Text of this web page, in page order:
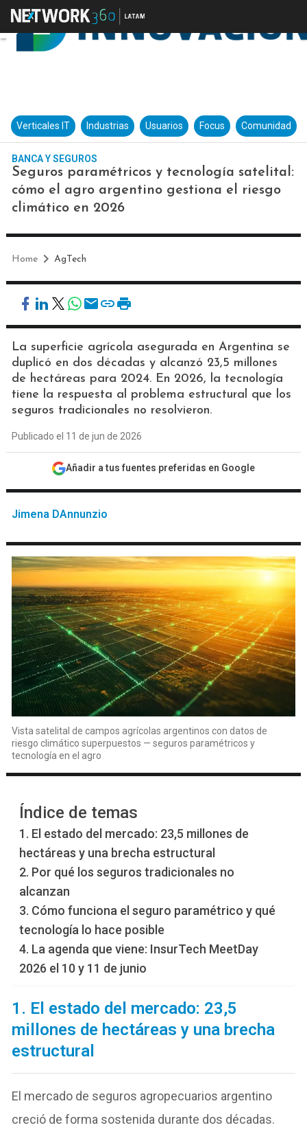
Verticales IT Industrias Usuarios Focus Comunidad
BANCA Y SEGUROS
Seguros paramétricos y tecnología satelital:
cómo el agro argentino gestiona el riesgo
climático en 2026
Home AgTech
La superficie agrícola asegurada en Argentina se
duplicó en dos décadas y alcanzó 23,5 millones
de hectáreas para 2024. En 2026, la tecnología
tiene la respuesta al problema estructural que los
seguros tradicionales no resolvieron.
Publicado el 11 de jun de 2026
Añadir a tus fuentes preferidas en Google
Jimena DAnnunzio
Vista satelital de campos agrícolas argentinos con datos de
riesgo climático superpuestos — seguros paramétricos y
tecnología en el agro
Índice de temas
1. El estado del mercado: 23,5 millones de
hectáreas y una brecha estructural
2. Por qué los seguros tradicionales no
alcanzan
3. Cómo funciona el seguro paramétrico y qué
tecnología lo hace posible
4. La agenda que viene: InsurTech MeetDay
2026 el 10 y 11 de junio
1. El estado del mercado: 23,5
millones de hectáreas y una brecha
estructural
El mercado de seguros agropecuarios argentino
creció de forma sostenida durante dos décadas.